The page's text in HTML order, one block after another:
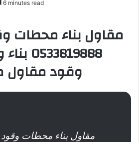
6 minutes read
مقاول بناء محطات
وقود
مقاول بناء محطات وقود